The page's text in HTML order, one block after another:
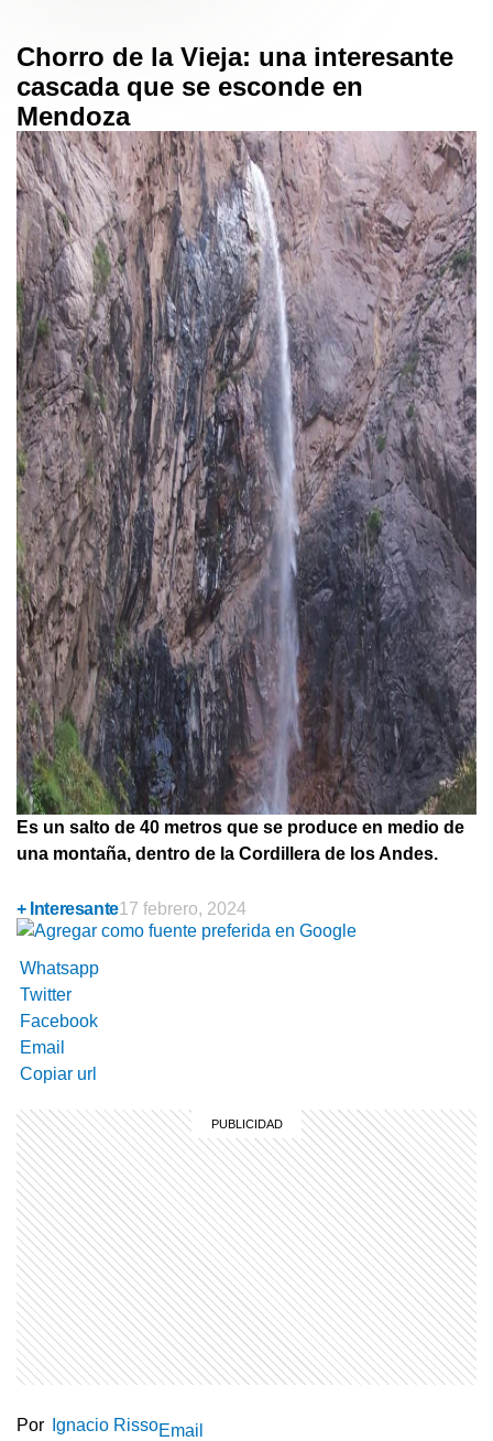
Chorro de la Vieja: una interesante
cascada que se esconde en
Mendoza
Es un salto de 40 metros que se produce en medio de
una montaña, dentro de la Cordillera de los Andes.
+ Interesante17 febrero, 2024
Whatsapp
Twitter
Facebook
Email
Copiar url
Por Ignacio RissoEmail